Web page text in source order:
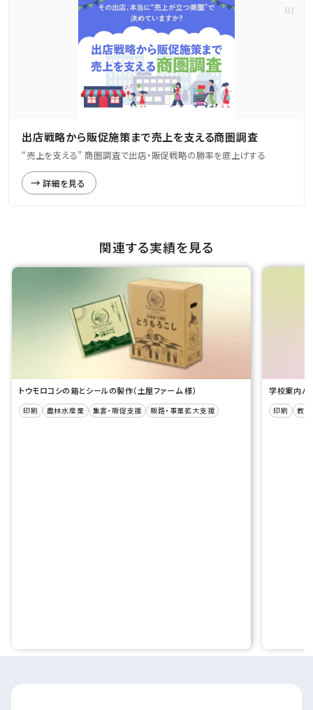
出店戦略から販促施策まで売上を支える商圏調査
“売上を支える” 商圏調査で出店・販促戦略の勝率を底上げする
詳細を見る
関連する実績を見る
トウモロコシの箱とシールの製作（土屋ファーム 様）
印刷 農林水産業 集客・販促支援 販路・事業拡大支援
学校案内パ
印刷 教